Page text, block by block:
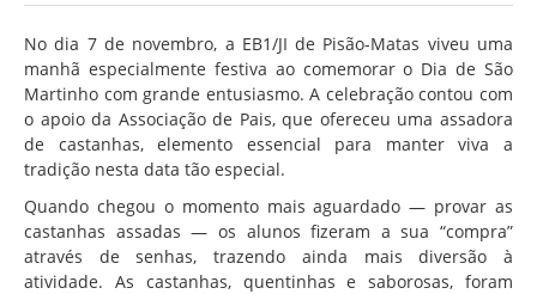
Horários
Serviços
Secretarias
Bibliotecas
Reprografias/Papelarias
Bufetes/Bares
No dia 7 de novembro, a EB1/JI de Pisão-Matas viveu uma
manhã especialmente festiva ao comemorar o Dia de São
Martinho com grande entusiasmo. A celebração contou com
o apoio da Associação de Pais, que ofereceu uma assadora
de castanhas, elemento essencial para manter viva a
tradição nesta data tão especial.
Quando chegou o momento mais aguardado — provar as
castanhas assadas — os alunos fizeram a sua “compra”
através de senhas, trazendo ainda mais diversão à
atividade. As castanhas, quentinhas e saborosas, foram